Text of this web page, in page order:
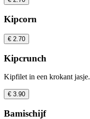
Kipcorn
€ 2.70
Kipcrunch
Kipfilet in een krokant jasje.
€ 3.90
Bamischijf